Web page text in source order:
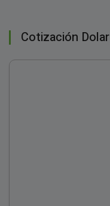
Cotización Dolar